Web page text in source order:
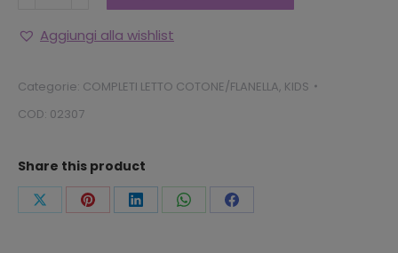
1P
Aggiungi alla wishlist
Categorie: COMPLETI LETTO COTONE/FLANELLA, KIDS
COD: 02307
Share this product
CondividiCondividiCondividiCondividiCondividi